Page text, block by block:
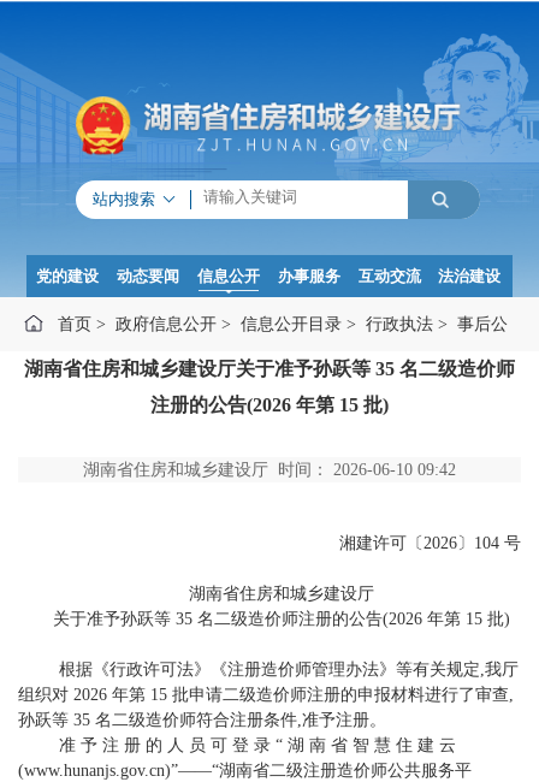
站内搜索
党的建设 动态要闻 信息公开 办事服务 互动交流 法治建设
首页 > 政府信息公开 > 信息公开目录 > 行政执法 > 事后公
>行政许可
湖南省住房和城乡建设厅关于准予孙跃等 35 名二级造价师
注册的公告(2026 年第 15 批)
湖南省住房和城乡建设厅 时间： 2026-06-10 09:42
湘建许可〔2026〕104 号
湖南省住房和城乡建设厅
关于准予孙跃等 35 名二级造价师注册的公告(2026 年第 15 批)
根据《行政许可法》《注册造价师管理办法》等有关规定,我厅
组织对 2026 年第 15 批申请二级造价师注册的申报材料进行了审查,
孙跃等 35 名二级造价师符合注册条件,准予注册。
准 予 注 册 的 人 员 可 登 录 “ 湖 南 省 智 慧 住 建 云
(www.hunanjs.gov.cn)”——“湖南省二级注册造价师公共服务平